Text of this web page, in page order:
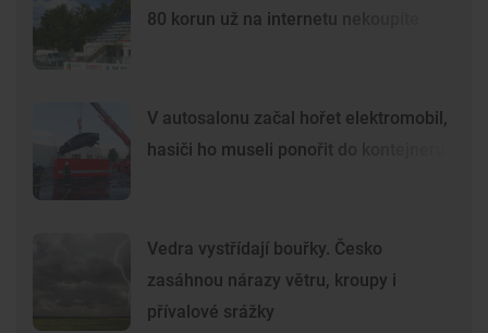
80 korun už na internetu nekoupíte
V autosalonu začal hořet elektromobil,
hasiči ho museli ponořit do kontejneru
Vedra vystřídají bouřky. Česko
zasáhnou nárazy větru, kroupy i
přívalové srážky